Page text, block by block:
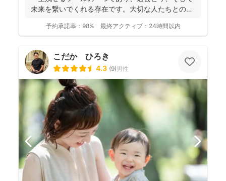
未来を繋いでくれる存在です。大切な人たちとの写
予約承諾率： 98% 最終アクティブ： 24時間以内
こだか ひろき
4.3 (9)男性